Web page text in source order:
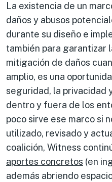
La existencia de un
daños y abusos
durante su diseño e
también para garantizar
mitigación de daños
amplio, es una
seguridad, la privacidad
dentro y fuera de los
poco sirve ese marco si
utilizado, revisado y
coalición, Witness
aportes concretos (en
además abriendo